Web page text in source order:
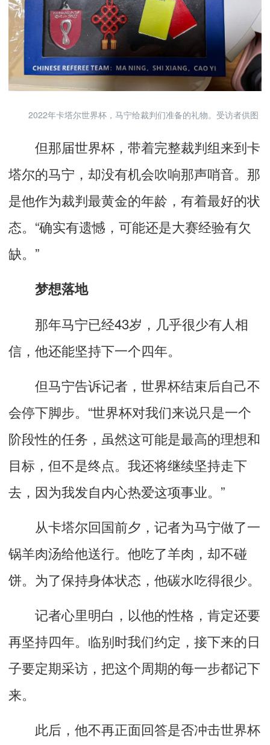
2022年卡塔尔世界杯，马宁给裁判们准备的礼物。受访者供图
但那届世界杯，带着完整裁判组来到卡
塔尔的马宁，却没有机会吹响那声哨音。那
是他作为裁判最黄金的年龄，有着最好的状
态。“确实有遗憾，可能还是大赛经验有欠
缺。”
梦想落地
那年马宁已经43岁，几乎很少有人相
信，他还能坚持下一个四年。
但马宁告诉记者，世界杯结束后自己不
会停下脚步。“世界杯对我们来说只是一个
阶段性的任务，虽然这可能是最高的理想和
目标，但不是终点。我还将继续坚持走下
去，因为我发自内心热爱这项事业。”
从卡塔尔回国前夕，记者为马宁做了一
锅羊肉汤给他送行。他吃了羊肉，却不碰
饼。为了保持身体状态，他碳水吃得很少。
记者心里明白，以他的性格，肯定还要
再坚持四年。临别时我们约定，接下来的日
子要定期采访，把这个周期的每一步都记下
来。
此后，他不再正面回答是否冲击世界杯